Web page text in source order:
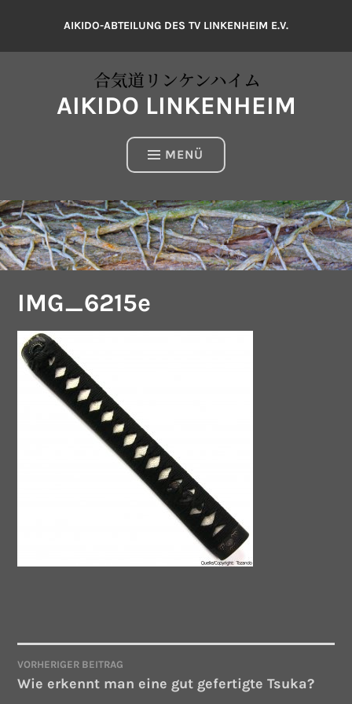
springen
AIKIDO-ABTEILUNG DES TV LINKENHEIM E.V.
AIKIDO LINKENHEIM
MENÜ
IMG_6215e
BEITRAGSNAVIGATION
VORHERIGER BEITRAG
Wie erkennt man eine gut gefertigte Tsuka?